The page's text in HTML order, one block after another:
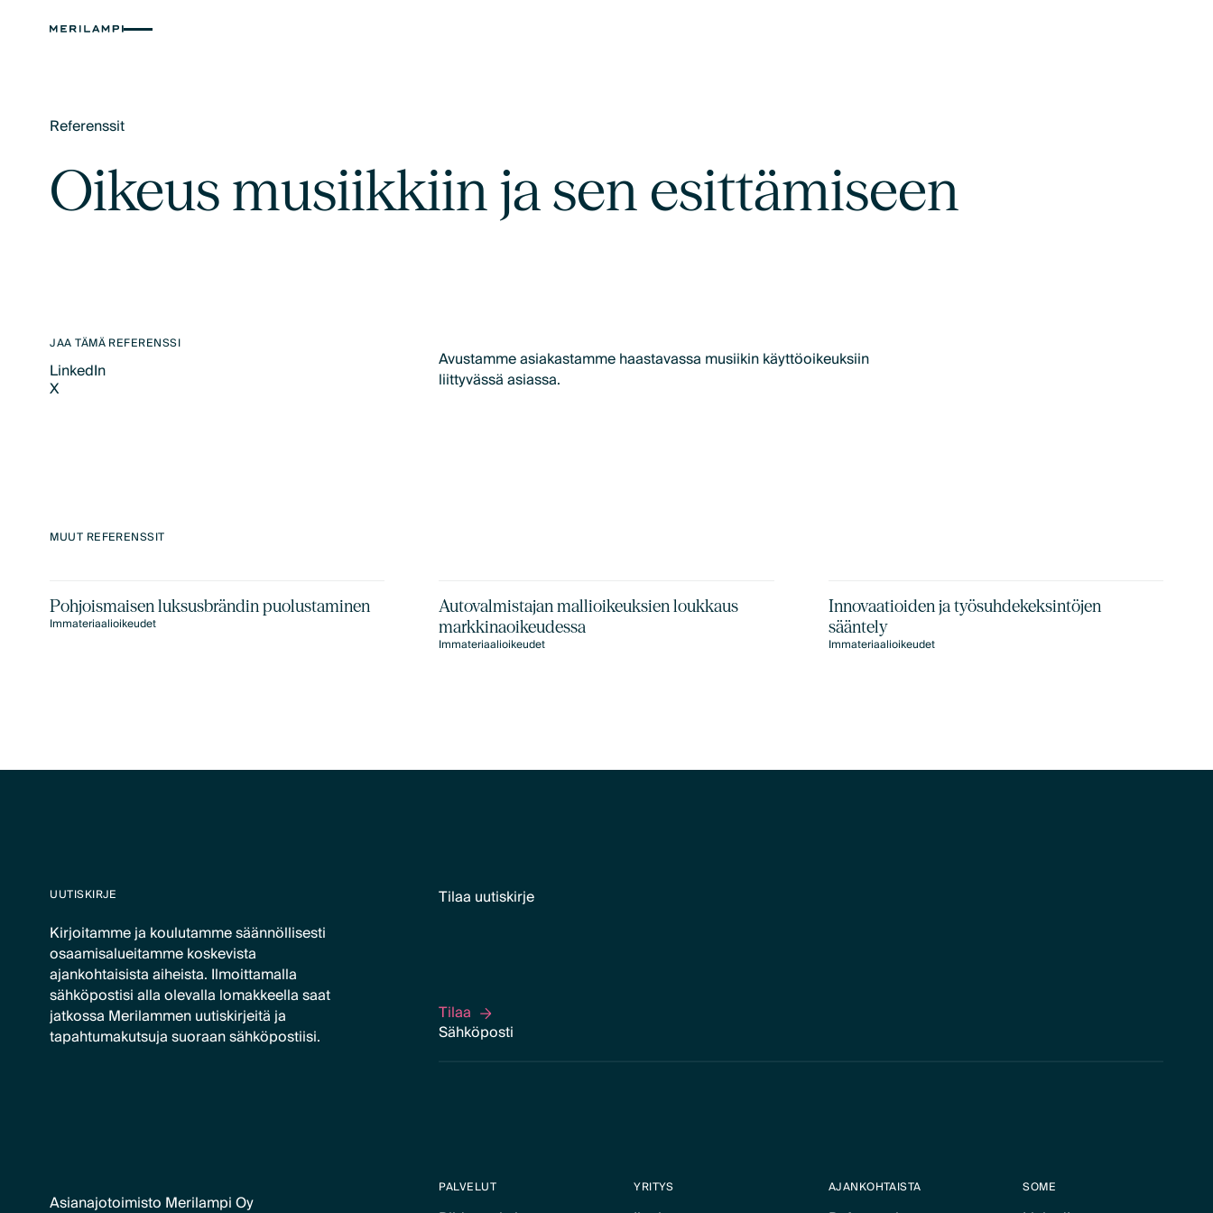
Referenssit
Oikeus musiikkiin ja sen esittämiseen
JAA TÄMÄ REFERENSSI
LinkedIn
LinkedIn
X
Avustamme asiakastamme haastavassa musiikin käyttöoikeuksiin
liittyvässä asiassa.
MUUT REFERENSSIT
Pohjoismaisen luksusbrändin puolustaminen
Immateriaalioikeudet
Autovalmistajan mallioikeuksien loukkaus
markkinaoikeudessa
Immateriaalioikeudet
Innovaatioiden ja työsuhdekeksintöjen
sääntely
Immateriaalioikeudet
UUTISKIRJE
Kirjoitamme ja koulutamme säännöllisesti
osaamisalueitamme koskevista
ajankohtaisista aiheista. Ilmoittamalla
sähköpostisi alla olevalla lomakkeella saat
jatkossa Merilammen uutiskirjeitä ja
tapahtumakutsuja suoraan sähköpostiisi.
Tilaa uutiskirje
Tilaa
Tilaa
Asianajotoimisto Merilampi Oy
PALVELUT YRITYS AJANKOHTAISTA SOME